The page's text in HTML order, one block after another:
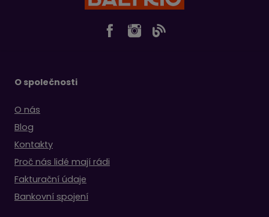
O společnosti
O nás
Blog
Kontakty
Proč nás lidé mají rádi
Fakturační údaje
Bankovní spojení